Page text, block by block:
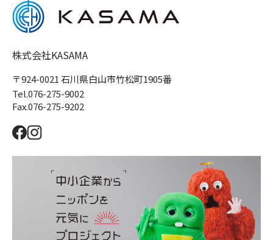
株式会社KASAMA
〒924-0021 石川県白山市竹松町1905番
Tel.076-275-9002
Fax.076-275-9202